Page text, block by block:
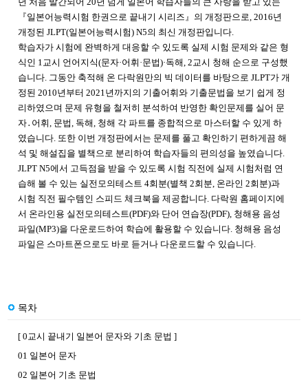
『일본어능력시험 한권으로 끝내기 시리즈』의 개정판으로, 2016년
개정된 JLPT(일본어능력시험) N5의 최신 개정판입니다.
학습자가 시험에 완벽하게 대응할 수 있도록 실제 시험 문제와 같은 형
식인 1교시 언어지식(문자·어휘·문법)·독해, 2교시 청해 순으로 구성했
습니다. 그동안 축적해 온 다락원만의 빅 데이터를 바탕으로 JLPT가 개
정된 2010년부터 2021년까지의 기출어휘와 기출문법을 보기 쉽게 정
리하였으며 문제 유형을 철저히 분석하여 반영한 확인문제를 실어 문
자․어휘, 문법, 독해, 청해 각 파트를 종합적으로 마스터할 수 있게 하
였습니다. 또한 이번 개정판에서는 문제를 풀고 확인하기 편하게끔 해
석 및 해설집을 별책으로 분리하여 학습자들의 편의성을 높였습니다.
JLPT N5에서 고득점을 받을 수 있도록 시험 직전에 실제 시험처럼 연
습해 볼 수 있는 실전모의테스트 4회분(별책 2회분, 온라인 2회분)과
시험 직전 필수템인 스피드 체크북을 제공합니다. 다락원 홈페이지에
서 온라인용 실전모의테스트(PDF)와 단어 연습장(PDF), 청해용 음성
파일(MP3)을 다운로드하여 학습에 활용할 수 있습니다. 청해용 음성
파일은 스마트폰으로도 바로 듣거나 다운로드할 수 있습니다.
목차
[ 0교시 끝내기 일본어 문자와 기초 문법 ]
01 일본어 문자
02 일본어 기초 문법